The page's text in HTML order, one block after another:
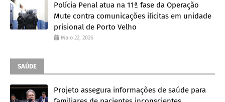
Polícia Penal atua na 11ª fase da Operação
Mute contra comunicações ilícitas em unidade
prisional de Porto Velho
Maio 22, 2026
SAÚDE
Projeto assegura informações de saúde para